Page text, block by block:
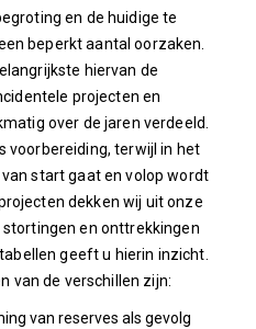
en de huidige te
beperkt aantal oorzaken.
hiervan de
projecten en
over de jaren verdeeld.
voorbereiding, terwijl in het
start gaat en volop wordt
dekken wij uit onze
en onttrekkingen
geeft u hierin inzicht.
van de verschillen zijn:
van reserves als gevolg